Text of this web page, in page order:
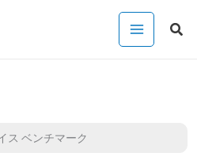
検
ス ベンチマーク